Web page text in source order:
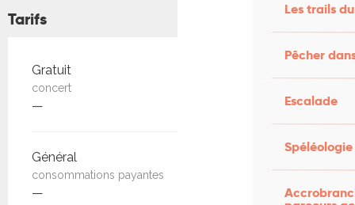
Les trails
Pêcher
Escalade
Spéléologie
Tarifs
Tarifs 2026
Gratuit
concert
—
Général
consommations payantes
—